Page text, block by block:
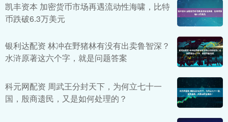
凯丰资本 加密货币市场再遇流动性海啸，比特
币跌破6.3万美元
银利达配资 林冲在野猪林有没有出卖鲁智深？
水浒原著这六个字，就是问题答案
科元网配资 周武王分封天下，为何立七十一
国，殷商遗民，又是如何处理的？